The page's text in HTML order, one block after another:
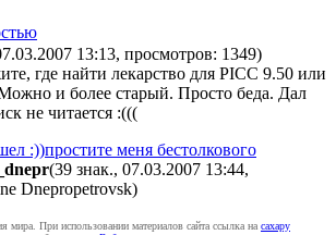
13:13, просмотров: 1349)
где найти лекарство для PICC 9.50 или
и более старый. Просто беда. Дал
не читается :(((
:))простите меня бестолкового
(39 знак., 07.03.2007 13:44,
)
мира. При использовании материалов сайта ссылка на caxapу